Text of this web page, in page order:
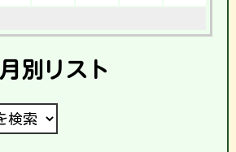
月別リスト